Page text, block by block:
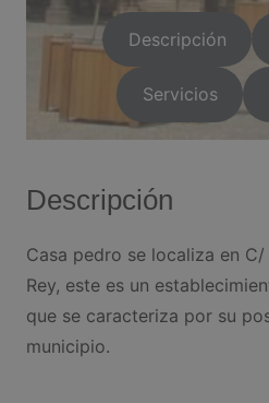
Descripción
Servicios
Descripción
Casa pedro se localiza en
Rey, este es un
que se caracteriza por su
municipio.